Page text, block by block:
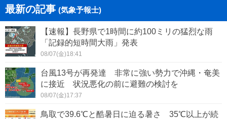
最新の記事 (気象予報士)
【速報】長野県で1時間に約100ミリの猛烈な雨
「記録的短時間大雨」発表
08/07(金)18:41
台風13号が再発達 非常に強い勢力で沖縄・奄美
に接近 状況悪化の前に避難の検討を
08/07(金)17:37
鳥取で39.6℃と酷暑日に迫る暑さ 35℃以上が続